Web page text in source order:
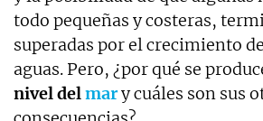
todo pequeñas y costeras,
superadas por el crecimiento
aguas. Pero, ¿por qué se
nivel delmary cuáles son sus